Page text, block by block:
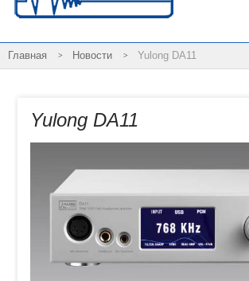
Новости Yulong DA11
Yulong DA11